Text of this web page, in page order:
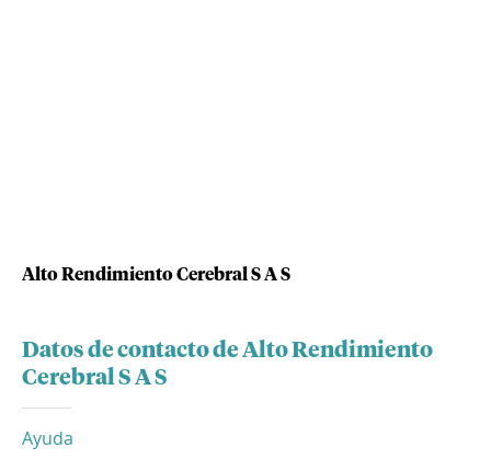
Alto Rendimiento Cerebral S A S
Datos de contacto de Alto Rendimiento
Cerebral S A S
Ayuda